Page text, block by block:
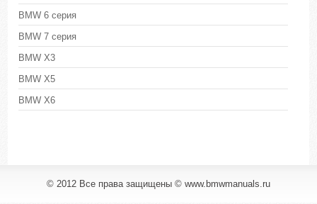
BMW 6 серия
BMW 7 серия
BMW X3
BMW X5
BMW X6
© 2012 Все права защищены © www.bmwmanuals.ru